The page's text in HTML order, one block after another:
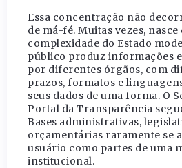
Essa concentração não
de má-fé. Muitas vezes,
complexidade do Estado
público produz informações
por diferentes órgãos, com
prazos, formatos e
seus dados de uma forma. O
Portal da Transparência
Bases administrativas,
orçamentárias raramente se
usuário como partes de uma
institucional.